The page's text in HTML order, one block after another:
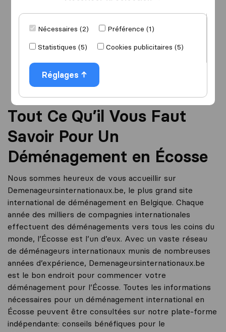
Nécessaires (2)
Préférence (1)
Statistiques (5)
Cookies publicitaires (5)
Réglages
Je déménagevers
Démarrer
Tout Ce Qu’il Vous Faut
Savoir Pour Un
Déménagement en Écosse
Nous sommes heureux de vous accueillir sur
Demenageursinternationaux.be, le plus grand site
international de déménagement en Belgique. Chaque
année des milliers de compagnies internationales
effectuent des déménagements vers tous les coins du
monde, l’Écosse est l’un d’eux. Avec un vaste réseau
de déménageurs internationaux munis de nombreuses
années d’expérience, Demenageursinternationaux.be
est le bon endroit pour commencer votre
déménagement pour l’Écosse. Toutes les informations
nécessaires pour un déménagement international en
Écosse peuvent être consultées sur notre plate-forme
indépendante: conseils bénéfiques pour le